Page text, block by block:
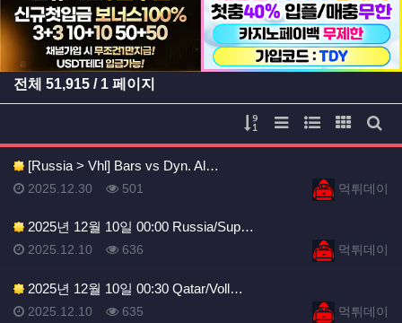
등록일 등록일
전체 51,915 / 1 페이지
게시물 정렬
리스트 스타일
웹진 스타일
갤러리
게
[Russia > Vhl] Bars vs Dyn. Al…
등록자먹튀데이
등록일
2025.12.30 조회
501
2025년 12월 10일 00:00 Russia/Sup…
등록자먹튀데이
등록일
2025.12.10 조회
636
2025년 12월 10일 00:30 Qatar/Voll…
등록자먹튀데이
등록일
2025.12.10 조회
635